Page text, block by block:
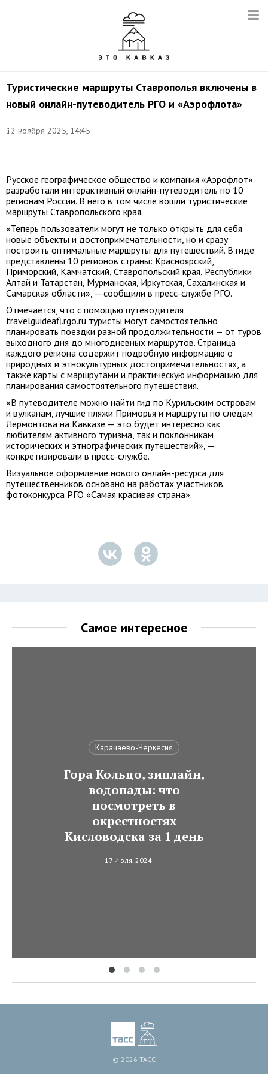
Туристические маршруты Ставрополья включены в
новый онлайн-путеводитель РГО и «Аэрофлота»
12 ноября 2025, 14:45
Дмитрий
Русское географическое общество и компания «Аэрофлот»
разработали интерактивный онлайн-путеводитель по 10
регионам России. В него в том числе вошли туристические
маршруты Ставропольского края.
«Теперь пользователи могут не только открыть для себя
новые объекты и достопримечательности, но и сразу
построить оптимальные маршруты для путешествий. В гиде
представлены 10 регионов страны: Красноярский,
Приморский, Камчатский, Ставропольский края, Республики
Алтай и Татарстан, Мурманская, Иркутская, Сахалинская и
Самарская области», — сообщили в пресс-службе РГО.
Отмечается, что с помощью путеводителя
travelguideafl.rgo.ru туристы могут самостоятельно
планировать поездки разной продолжительности — от туров
выходного дня до многодневных маршрутов. Страница
каждого региона содержит подробную информацию о
природных и этнокультурных достопримечательностях, а
также карты с маршрутами и практическую информацию для
планирования самостоятельного путешествия.
«В путеводителе можно найти гид по Курильским островам
и вулканам, лучшие пляжи Приморья и маршруты по следам
Лермонтова на Кавказе — это будет интересно как
любителям активного туризма, так и поклонникам
исторических и этнографических путешествий», —
конкретизировали в пресс-службе.
Визуальное оформление нового онлайн-ресурса для
путешественников основано на работах участников
фотоконкурса РГО «Самая красивая страна».
Самое интересное
Карачаево-Черкесия
Гора Кольцо, зиплайн,
водопады: что
посмотреть в
окрестностях
Кисловодска за 1 день
17 Июля, 2024
© 2026 ТАСС